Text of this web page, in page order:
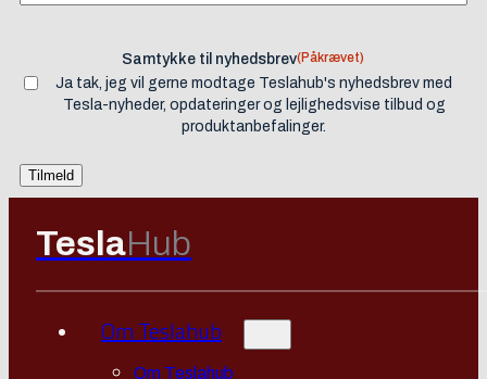
Samtykke til nyhedsbrev(Påkrævet)
Ja tak, jeg vil gerne modtage Teslahub's nyhedsbrev med
Tesla-nyheder, opdateringer og lejlighedsvise tilbud og
produktanbefalinger.
TeslaHub
Om Teslahub
Om Teslahub